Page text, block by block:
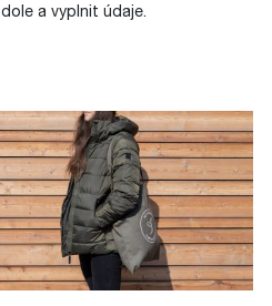
dole a vyplnit údaje.